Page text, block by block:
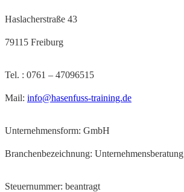
Haslacherstraße 43
79115 Freiburg
Tel. : 0761 – 47096515
Mail: info@hasenfuss-training.de
Unternehmensform: GmbH
Branchenbezeichnung: Unternehmensberatung
Steuernummer: beantragt